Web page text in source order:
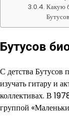
Какую
Бутусов
С детства Бутусов
изучать гитару и
коллективах. В
группой